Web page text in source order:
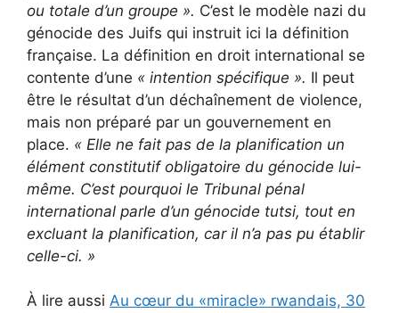
ou totale d’un groupe ». C’est le modèle nazi du
génocide des Juifs qui instruit ici la définition
française. La définition en droit international se
contente d’une « intention spécifique ». Il peut
être le résultat d’un déchaînement de violence,
mais non préparé par un gouvernement en
place. « Elle ne fait pas de la planification un
élément constitutif obligatoire du génocide lui-
même. C’est pourquoi le Tribunal pénal
international parle d’un génocide tutsi, tout en
excluant la planification, car il n’a pas pu établir
celle-ci. »
À lire aussi Au cœur du «miracle» rwandais, 30